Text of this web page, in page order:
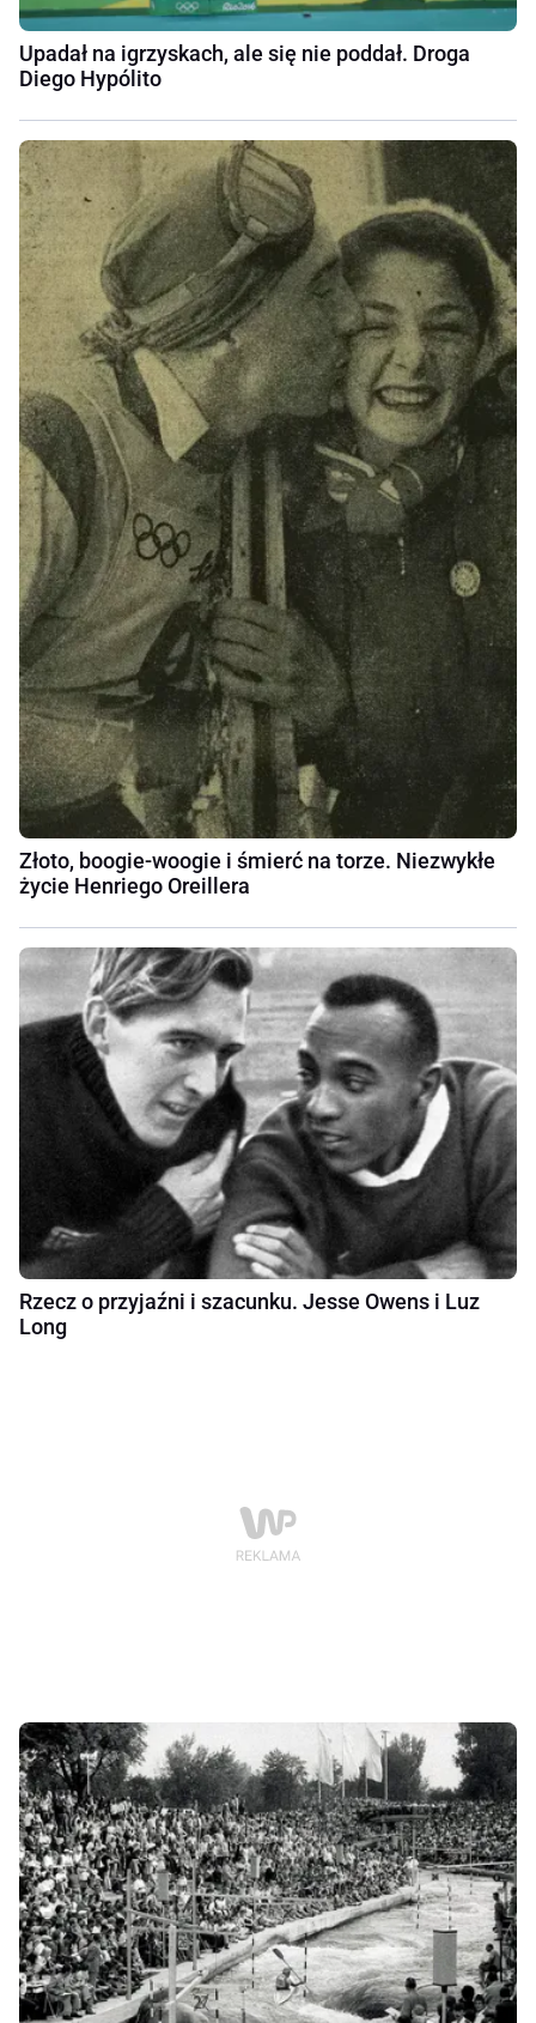
Upadał na igrzyskach, ale się nie poddał. Droga
Diego Hypólito
Złoto, boogie-woogie i śmierć na torze. Niezwykłe
życie Henriego Oreillera
Rzecz o przyjaźni i szacunku. Jesse Owens i Luz
Long